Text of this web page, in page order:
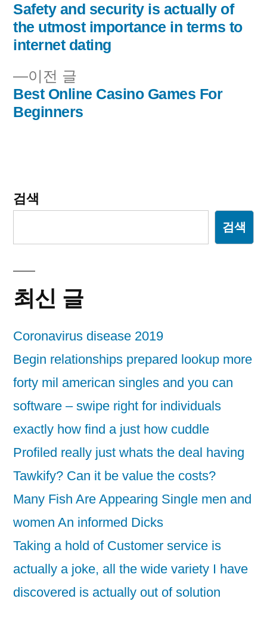
글
내
비
게
이전 글
전
글:
Best Online Casino Games For
Beginners
음
글:
Safety and security is actually of
the utmost importance in terms to
internet dating
검색
검색
최신 글
Coronavirus disease 2019
Begin relationships prepared lookup more
forty mil american singles and you can
software – swipe right for individuals
exactly how find a just how cuddle
Profiled really just whats the deal having
Tawkify? Can it be value the costs?
Many Fish Are Appearing Single men and
women An informed Dicks
Taking a hold of Customer service is
actually a joke, all the wide variety I have
discovered is actually out of solution